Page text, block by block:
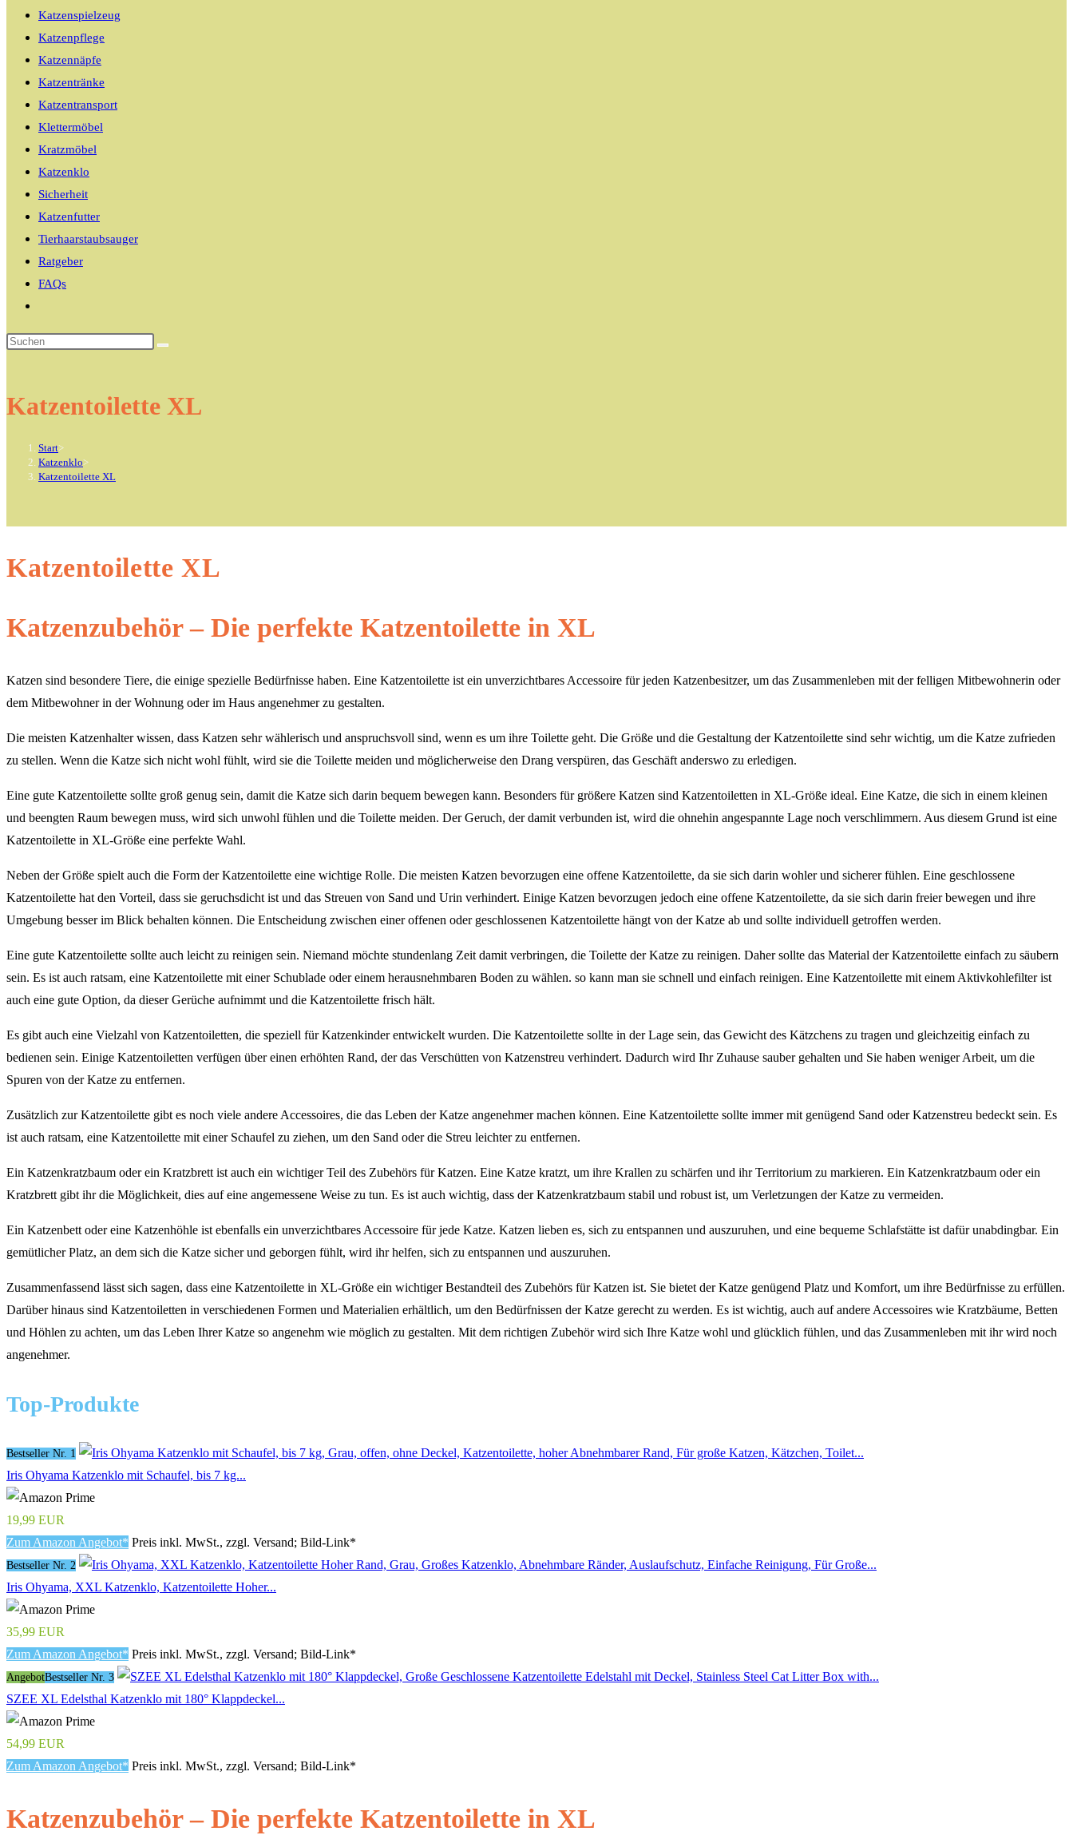
Katzenspielzeug
Katzenpflege
Katzennäpfe
Katzentränke
Katzentransport
Klettermöbel
Kratzmöbel
Katzenklo
Sicherheit
Katzenfutter
Tierhaarstaubsauger
Ratgeber
FAQs
umschalten
Katzentoilette XL
Start>
Katzenklo>
Katzentoilette XL
Katzentoilette XL
Katzenzubehör – Die perfekte Katzentoilette in XL
Katzen sind besondere Tiere, die einige spezielle Bedürfnisse haben. Eine Katzentoilette ist ein unverzichtbares Accessoire für jeden Katzenbesitzer, um das Zusammenleben mit der felligen Mitbewohnerin oder
dem Mitbewohner in der Wohnung oder im Haus angenehmer zu gestalten.
Die meisten Katzenhalter wissen, dass Katzen sehr wählerisch und anspruchsvoll sind, wenn es um ihre Toilette geht. Die Größe und die Gestaltung der Katzentoilette sind sehr wichtig, um die Katze zufrieden
zu stellen. Wenn die Katze sich nicht wohl fühlt, wird sie die Toilette meiden und möglicherweise den Drang verspüren, das Geschäft anderswo zu erledigen.
Eine gute Katzentoilette sollte groß genug sein, damit die Katze sich darin bequem bewegen kann. Besonders für größere Katzen sind Katzentoiletten in XL-Größe ideal. Eine Katze, die sich in einem kleinen
und beengten Raum bewegen muss, wird sich unwohl fühlen und die Toilette meiden. Der Geruch, der damit verbunden ist, wird die ohnehin angespannte Lage noch verschlimmern. Aus diesem Grund ist eine
Katzentoilette in XL-Größe eine perfekte Wahl.
Neben der Größe spielt auch die Form der Katzentoilette eine wichtige Rolle. Die meisten Katzen bevorzugen eine offene Katzentoilette, da sie sich darin wohler und sicherer fühlen. Eine geschlossene
Katzentoilette hat den Vorteil, dass sie geruchsdicht ist und das Streuen von Sand und Urin verhindert. Einige Katzen bevorzugen jedoch eine offene Katzentoilette, da sie sich darin freier bewegen und ihre
Umgebung besser im Blick behalten können. Die Entscheidung zwischen einer offenen oder geschlossenen Katzentoilette hängt von der Katze ab und sollte individuell getroffen werden.
Eine gute Katzentoilette sollte auch leicht zu reinigen sein. Niemand möchte stundenlang Zeit damit verbringen, die Toilette der Katze zu reinigen. Daher sollte das Material der Katzentoilette einfach zu säubern
sein. Es ist auch ratsam, eine Katzentoilette mit einer Schublade oder einem herausnehmbaren Boden zu wählen. so kann man sie schnell und einfach reinigen. Eine Katzentoilette mit einem Aktivkohlefilter ist
auch eine gute Option, da dieser Gerüche aufnimmt und die Katzentoilette frisch hält.
Es gibt auch eine Vielzahl von Katzentoiletten, die speziell für Katzenkinder entwickelt wurden. Die Katzentoilette sollte in der Lage sein, das Gewicht des Kätzchens zu tragen und gleichzeitig einfach zu
bedienen sein. Einige Katzentoiletten verfügen über einen erhöhten Rand, der das Verschütten von Katzenstreu verhindert. Dadurch wird Ihr Zuhause sauber gehalten und Sie haben weniger Arbeit, um die
Spuren von der Katze zu entfernen.
Zusätzlich zur Katzentoilette gibt es noch viele andere Accessoires, die das Leben der Katze angenehmer machen können. Eine Katzentoilette sollte immer mit genügend Sand oder Katzenstreu bedeckt sein. Es
ist auch ratsam, eine Katzentoilette mit einer Schaufel zu ziehen, um den Sand oder die Streu leichter zu entfernen.
Ein Katzenkratzbaum oder ein Kratzbrett ist auch ein wichtiger Teil des Zubehörs für Katzen. Eine Katze kratzt, um ihre Krallen zu schärfen und ihr Territorium zu markieren. Ein Katzenkratzbaum oder ein
Kratzbrett gibt ihr die Möglichkeit, dies auf eine angemessene Weise zu tun. Es ist auch wichtig, dass der Katzenkratzbaum stabil und robust ist, um Verletzungen der Katze zu vermeiden.
Ein Katzenbett oder eine Katzenhöhle ist ebenfalls ein unverzichtbares Accessoire für jede Katze. Katzen lieben es, sich zu entspannen und auszuruhen, und eine bequeme Schlafstätte ist dafür unabdingbar. Ein
gemütlicher Platz, an dem sich die Katze sicher und geborgen fühlt, wird ihr helfen, sich zu entspannen und auszuruhen.
Zusammenfassend lässt sich sagen, dass eine Katzentoilette in XL-Größe ein wichtiger Bestandteil des Zubehörs für Katzen ist. Sie bietet der Katze genügend Platz und Komfort, um ihre Bedürfnisse zu erfüllen.
Darüber hinaus sind Katzentoiletten in verschiedenen Formen und Materialien erhältlich, um den Bedürfnissen der Katze gerecht zu werden. Es ist wichtig, auch auf andere Accessoires wie Kratzbäume, Betten
und Höhlen zu achten, um das Leben Ihrer Katze so angenehm wie möglich zu gestalten. Mit dem richtigen Zubehör wird sich Ihre Katze wohl und glücklich fühlen, und das Zusammenleben mit ihr wird noch
angenehmer.
Top-Produkte
Bestseller Nr. 1
Iris Ohyama Katzenklo mit Schaufel, bis 7 kg...
19,99 EUR
Zum Amazon Angebot* Preis inkl. MwSt., zzgl. Versand; Bild-Link*
Bestseller Nr. 2
Iris Ohyama, XXL Katzenklo, Katzentoilette Hoher...
35,99 EUR
Zum Amazon Angebot* Preis inkl. MwSt., zzgl. Versand; Bild-Link*
AngebotBestseller Nr. 3
SZEE XL Edelsthal Katzenklo mit 180° Klappdeckel...
54,99 EUR
Zum Amazon Angebot* Preis inkl. MwSt., zzgl. Versand; Bild-Link*
Katzenzubehör – Die perfekte Katzentoilette in XL